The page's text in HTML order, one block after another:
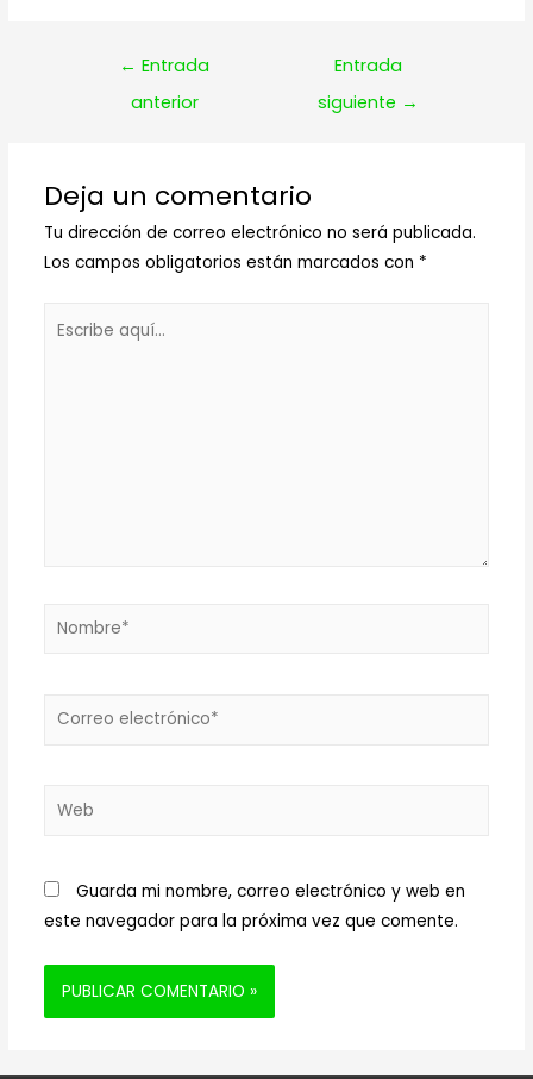
Navegación
← Entrada
anterior
Entrada
siguiente →
Deja un comentario
Tu dirección de correo electrónico no será publicada.
Los campos obligatorios están marcados con *
Nombre*
Correo
Web
Guarda mi nombre, correo electrónico y web en
este navegador para la próxima vez que comente.